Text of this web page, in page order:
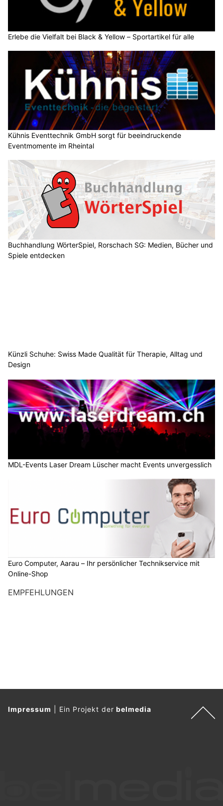
Erlebe die Vielfalt bei Black & Yellow – Sportartikel für alle
Kühnis Eventtechnik GmbH sorgt für beeindruckende
Eventmomente im Rheintal
Buchhandlung WörterSpiel, Rorschach SG: Medien, Bücher und
Spiele entdecken
Künzli Schuhe: Swiss Made Qualität für Therapie, Alltag und
Design
MDL-Events Laser Dream Lüscher macht Events unvergesslich
Euro Computer, Aarau – Ihr persönlicher Technikservice mit
Online-Shop
EMPFEHLUNGEN
Impressum Ein Projekt derbelmedia